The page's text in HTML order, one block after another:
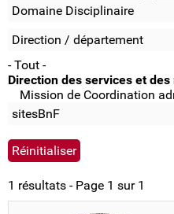
Domaine Disciplinaire
Direction / département
- Tout -
Direction des services et
Mission de Coordination
sitesBnF
1 résultats - Page 1 sur 1